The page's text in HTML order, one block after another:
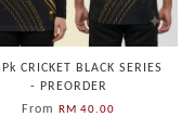
CRICKET BLACK SERIES
- PREORDER
FromRM 40.00